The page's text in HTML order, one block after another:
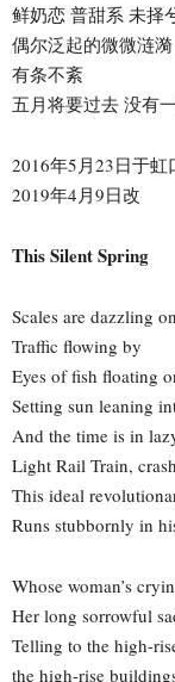
鲜奶恋 普甜系 未择
偶尔泛起的微微涟漪
有条不紊
五月将要过去 没有
2016年5月23日于虹
2019年4月9日改
This Silent Spring
Scales are dazzling
Traffic flowing by
Eyes of fish floating
Setting sun leaning
And the time is in
Light Rail Train,
This ideal
Runs stubbornly in
Whose woman’s
Her long sorrowful
Telling to the high-
the high-rise